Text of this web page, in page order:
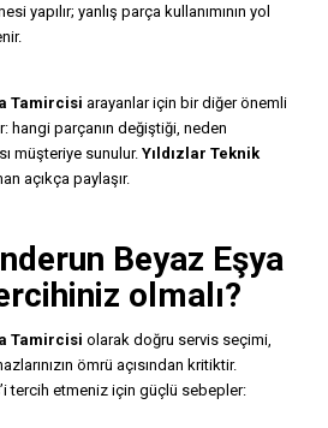
yapılır; yanlış parça kullanımının yol
Tamircisi arayanlar için bir diğer önemli
hangi parçanın değiştiği, neden
müşteriye sunulur. Yıldızlar Teknik
açıkça paylaşır.
Beyaz Eşya
olmalı?
Tamircisi olarak doğru servis seçimi,
ömrü açısından kritiktir.
’i tercih etmeniz için güçlü sebepler: